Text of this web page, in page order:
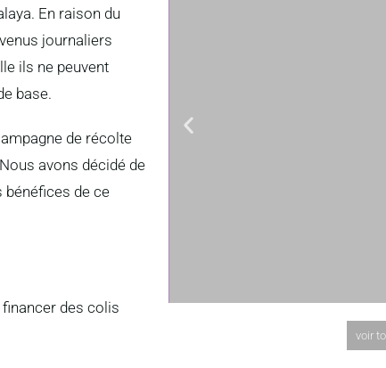
En raison du
journaliers
ils ne peuvent
base.
de récolte
avons décidé de
bénéfices de ce
des colis
voir